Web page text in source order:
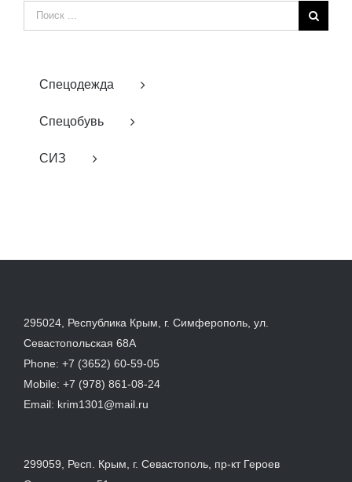
Результат
поиска:
Спецодежда
Спецобувь
СИЗ
295024, Республика Крым, г. Симферополь, ул.
Севастопольская 68А
Phone: +7 (3652) 60-59-05
Mobile: +7 (978) 861-08-24
Email: krim1301@mail.ru
299059, Респ. Крым, г. Севастополь, пр-кт Героев